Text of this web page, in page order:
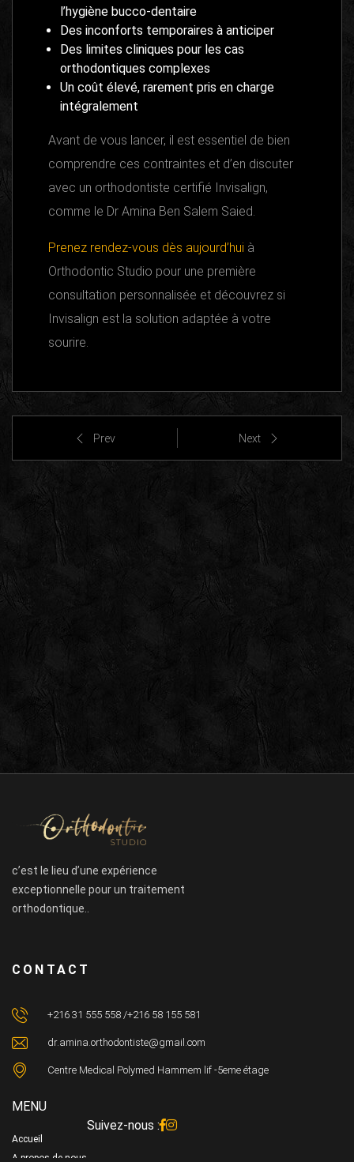
l’hygiène bucco-dentaire
Des inconforts temporaires à anticiper
Des limites cliniques pour les cas
orthodontiques complexes
Un coût élevé, rarement pris en charge
intégralement
Avant de vous lancer, il est essentiel de bien
comprendre ces contraintes et d’en discuter
avec un orthodontiste certifié Invisalign,
comme le Dr Amina Ben Salem Saied.
Prenez rendez-vous dès aujourd’hui à
Orthodontic Studio pour une première
consultation personnalisée et découvrez si
Invisalign est la solution adaptée à votre
sourire.
Prev Next
c’est le lieu d’une expérience
exceptionnelle pour un traitement
orthodontique..
CONTACT
+216 31 555 558 /+216 58 155 581
dr.amina.orthodontiste@gmail.com
Centre Medical Polymed Hammem lif -5eme étage
MENU
Accueil
A propos de nous
Suivez-nous :